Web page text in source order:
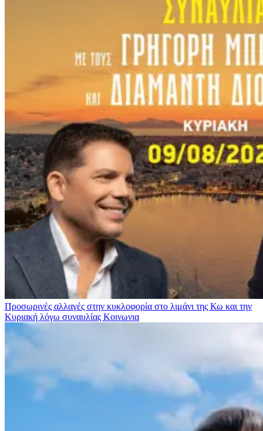
Προσωρινές αλλαγές στην κυκλοφορία στο λιμάνι της Κω και την
Κυριακή λόγω συναυλίας Κοινωνια